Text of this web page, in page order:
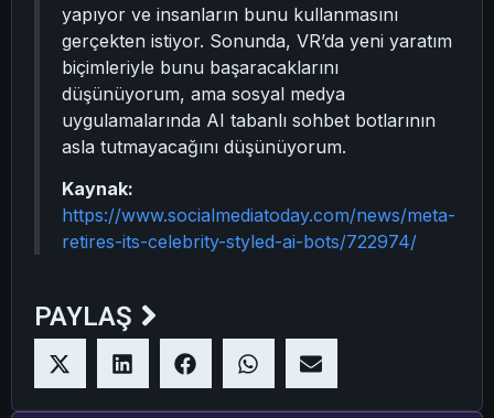
yapıyor ve insanların bunu kullanmasını
gerçekten istiyor. Sonunda, VR’da yeni yaratım
biçimleriyle bunu başaracaklarını
düşünüyorum, ama sosyal medya
uygulamalarında AI tabanlı sohbet botlarının
asla tutmayacağını düşünüyorum.
Kaynak:
https://www.socialmediatoday.com/news/meta-
retires-its-celebrity-styled-ai-bots/722974/
PAYLAŞ